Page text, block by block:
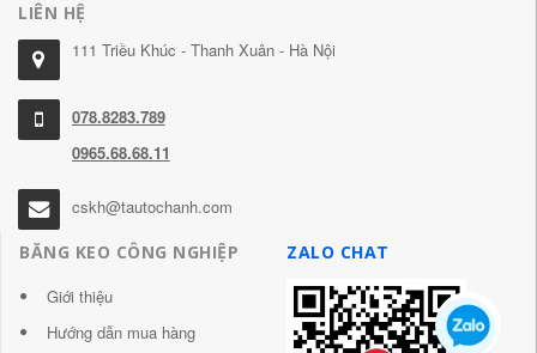
LIÊN HỆ
111 Triều Khúc - Thanh Xuân - Hà Nội
078.8283.789
0965.68.68.11
cskh@tautochanh.com
BĂNG KEO CÔNG NGHIỆP
Giới thiệu
Hướng dẫn mua hàng
ZALO CHAT